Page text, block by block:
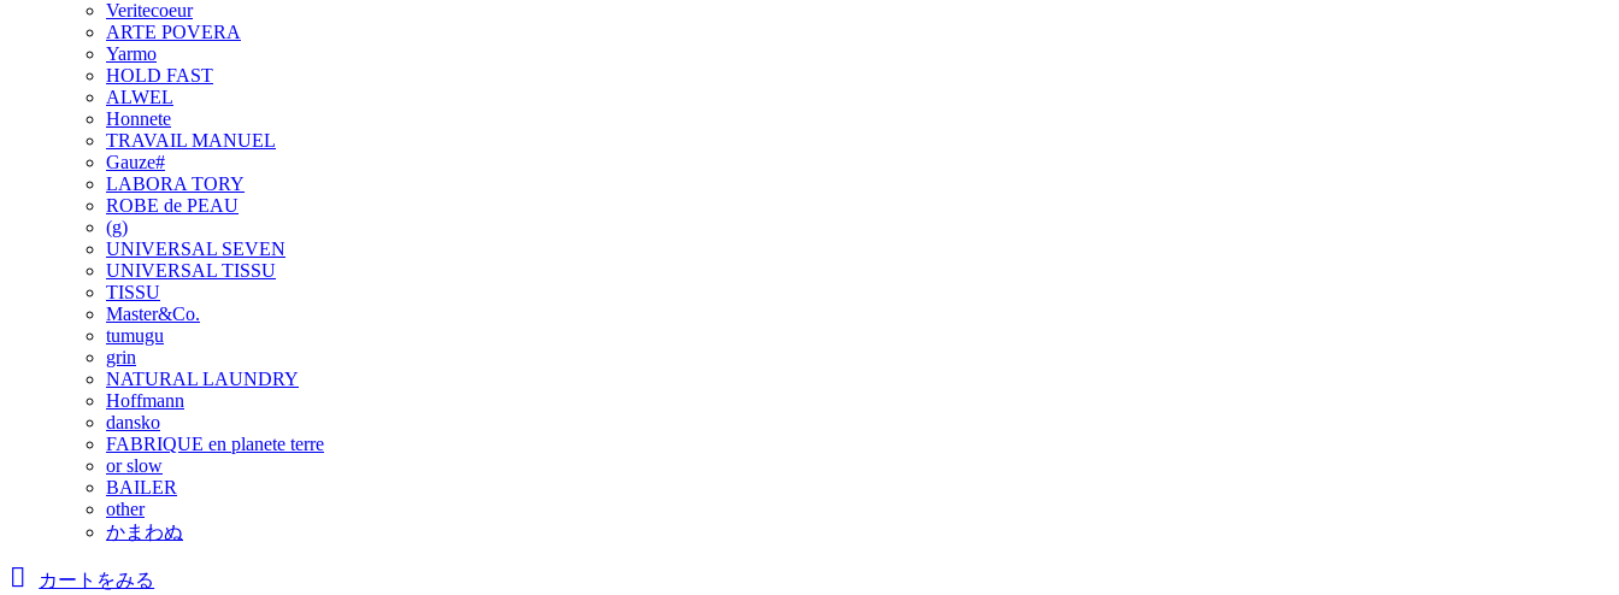
Veritecoeur
ARTE POVERA
Yarmo
HOLD FAST
ALWEL
Honnete
TRAVAIL MANUEL
Gauze#
LABORA TORY
ROBE de PEAU
(g)
UNIVERSAL SEVEN
UNIVERSAL TISSU
TISSU
Master&Co.
tumugu
grin
NATURAL LAUNDRY
Hoffmann
dansko
FABRIQUE en planete terre
or slow
BAILER
other
かまわぬ
カートをみる